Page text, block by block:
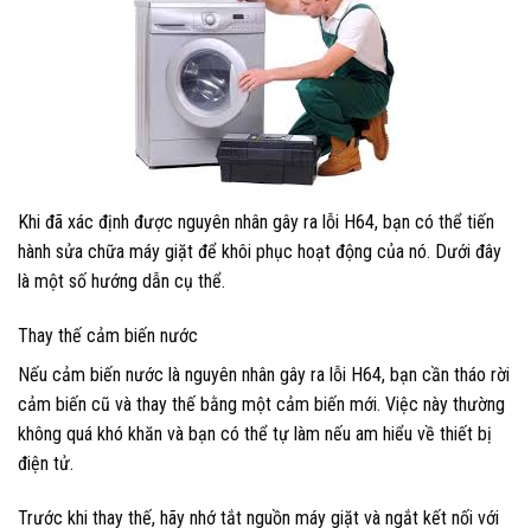
Khi đã xác định được nguyên nhân gây ra lỗi H64, bạn có thể tiến
hành sửa chữa máy giặt để khôi phục hoạt động của nó. Dưới đây
là một số hướng dẫn cụ thể.
Thay thế cảm biến nước
Nếu cảm biến nước là nguyên nhân gây ra lỗi H64, bạn cần tháo rời
cảm biến cũ và thay thế bằng một cảm biến mới. Việc này thường
không quá khó khăn và bạn có thể tự làm nếu am hiểu về thiết bị
điện tử.
Trước khi thay thế, hãy nhớ tắt nguồn máy giặt và ngắt kết nối với